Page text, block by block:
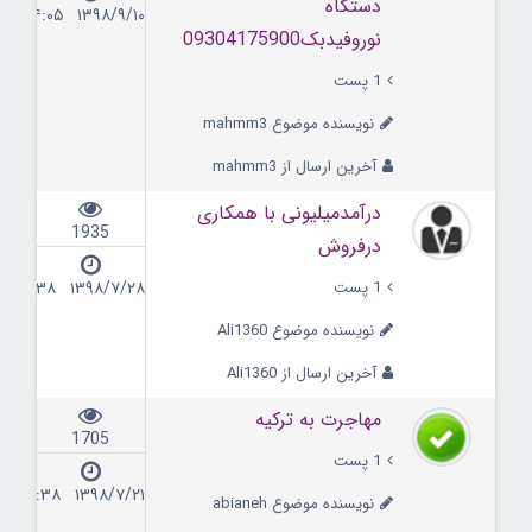
دستگاه
نوروفیدبک09304175900
1 پست
نویسنده موضوع mahmm3
آخرین ارسال از mahmm3
۱۳۹۸/۹/۱۰ ۱۴:۰۵
درآمدمیلیونی با همکاری
درفروش
1 پست
نویسنده موضوع Ali1360
آخرین ارسال از Ali1360
1935
۱۳۹۸/۷/۲۸ ۱۱:۳۸
مهاجرت به ترکیه
1 پست
نویسنده موضوع abianeh
1705
۱۳۹۸/۷/۲۱ ۱۶:۳۸